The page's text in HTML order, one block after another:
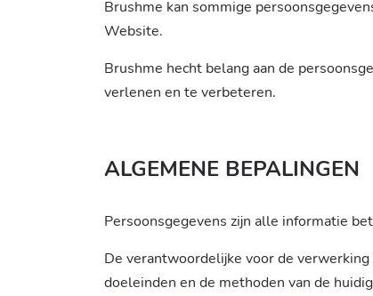
Brushme kan sommige
Website.
Brushme hecht belang aan de
verlenen en te verbeteren.
ALGEMENE BEPALINGEN
Persoonsgegevens zijn alle informatie
De verantwoordelijke voor de
doeleinden en de methoden van de